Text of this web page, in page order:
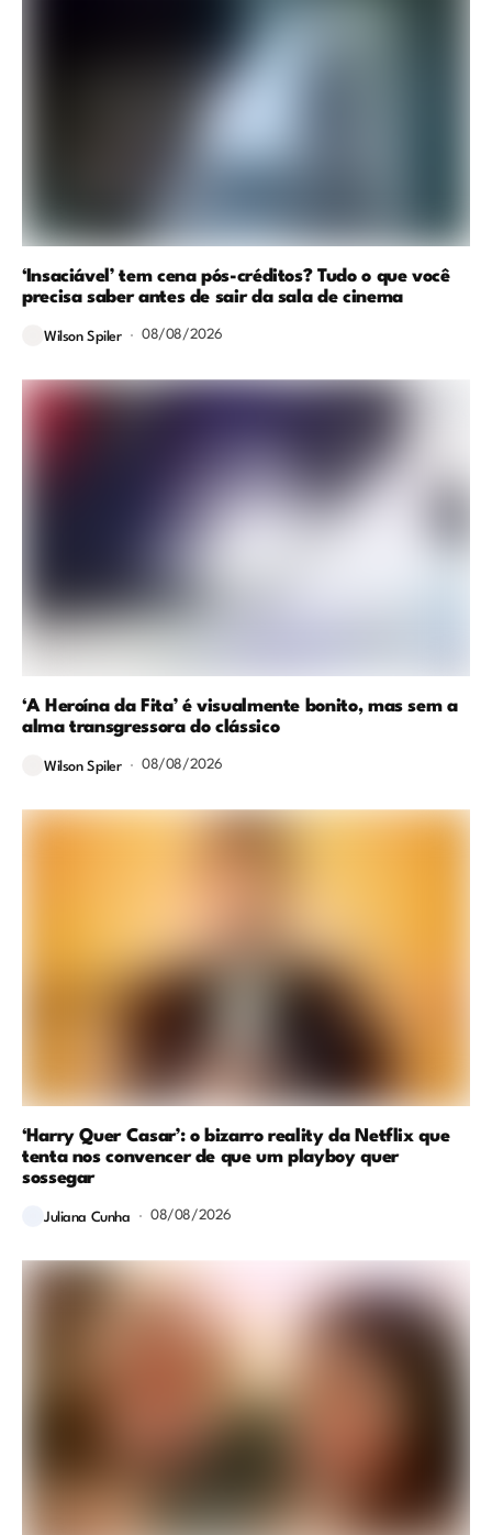
‘Insaciável’ tem cena pós-créditos? Tudo o que você
precisa saber antes de sair da sala de cinema
Wilson Spiler 08/08/2026
‘A Heroína da Fita’ é visualmente bonito, mas sem a
alma transgressora do clássico
Wilson Spiler 08/08/2026
‘Harry Quer Casar’: o bizarro reality da Netflix que
tenta nos convencer de que um playboy quer
sossegar
Juliana Cunha 08/08/2026